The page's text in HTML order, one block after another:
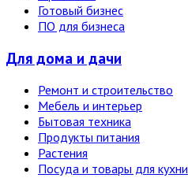
Готовый бизнес
ПО для бизнеса
Для дома и дачи
Ремонт и строительство
Мебель и интерьер
Бытовая техника
Продукты питания
Растения
Посуда и товары для кухни